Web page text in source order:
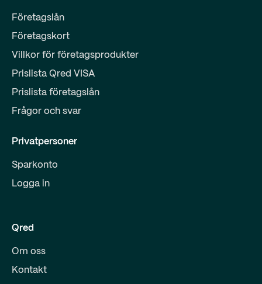
Företagslån
Företagskort
Villkor för företagsprodukter
Prislista Qred VISA
Prislista företagslån
Frågor och svar
Privatpersoner
Sparkonto
Logga in
Qred
Om oss
Kontakt